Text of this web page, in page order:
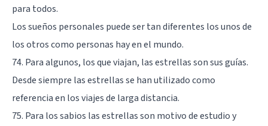
para todos.
Los sueños personales puede ser tan diferentes los unos de
los otros como personas hay en el mundo.
74. Para algunos, los que viajan, las estrellas son sus guías.
Desde siempre las estrellas se han utilizado como
referencia en los viajes de larga distancia.
75. Para los sabios las estrellas son motivo de estudio y